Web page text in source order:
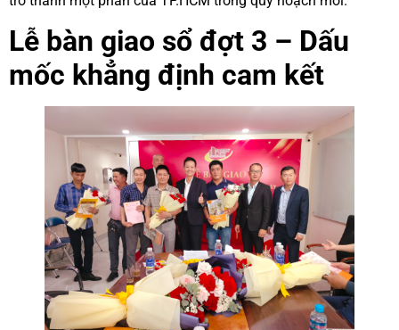
Lễ bàn giao sổ đợt 3 – Dấu
mốc khẳng định cam kết